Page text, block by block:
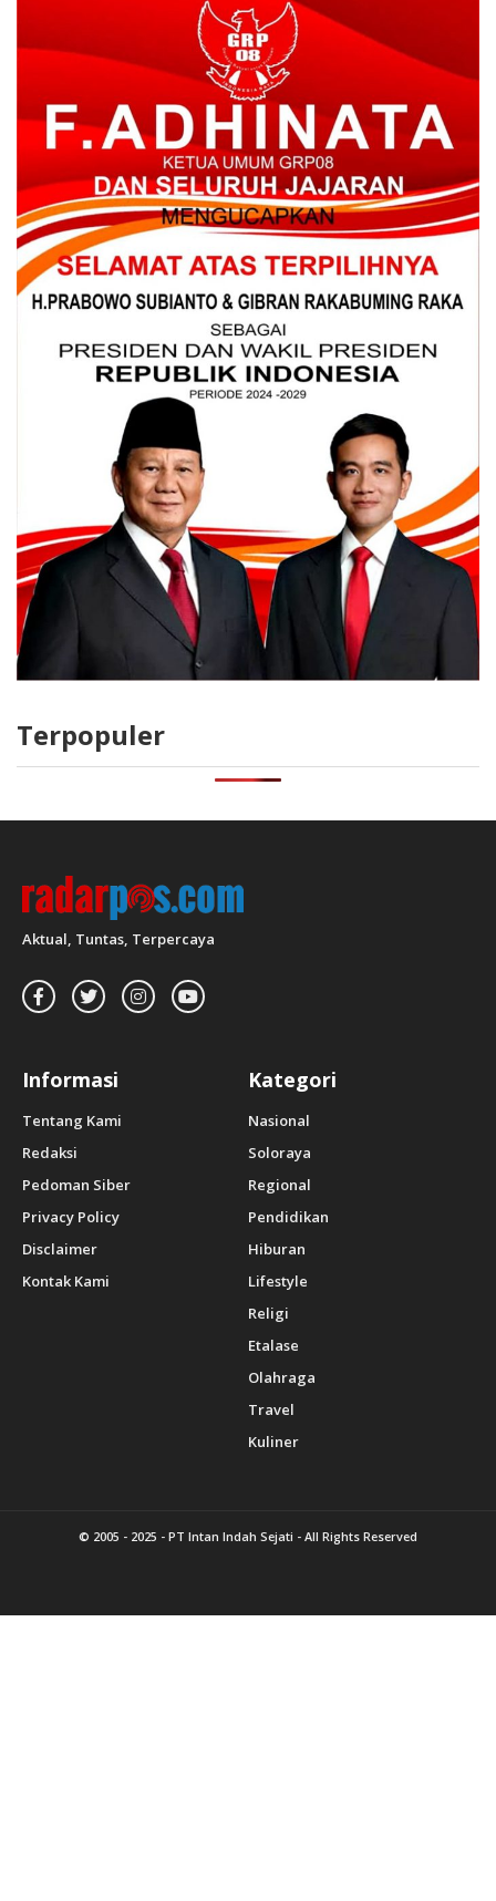
Terpopuler
Aktual, Tuntas, Terpercaya
Informasi
Tentang Kami
Redaksi
Pedoman Siber
Privacy Policy
Disclaimer
Kontak Kami
Kategori
Nasional
Soloraya
Regional
Pendidikan
Hiburan
Lifestyle
Religi
Etalase
Olahraga
Travel
Kuliner
© 2005 - 2025 - PT Intan Indah Sejati - All Rights Reserved